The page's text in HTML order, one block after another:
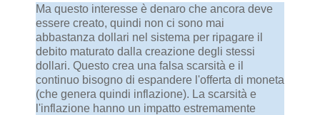
Ma questo interesse è denaro che ancora deve
essere creato, quindi non ci sono mai
abbastanza dollari nel sistema per ripagare il
debito maturato dalla creazione degli stessi
dollari. Questo crea una falsa scarsità e il
continuo bisogno di espandere l'offerta di moneta
(che genera quindi inflazione). La scarsità e
l'inflazione hanno un impatto estremamente